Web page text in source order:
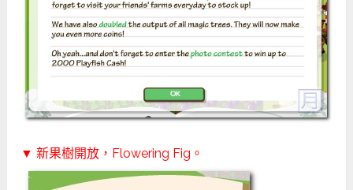
▼ 新果樹開放，Flowering Fig。